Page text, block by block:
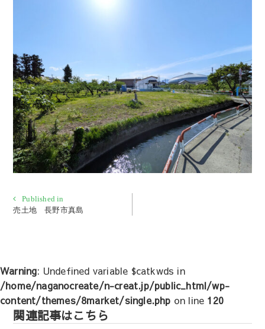
投
稿
ー
シ
ョ
ン
Published in
売土地 長野市真島
Warning: Undefined variable $catkwds in
/home/naganocreate/n-creat.jp/public_html/wp-
content/themes/8market/single.php on line 120
関連記事はこちら